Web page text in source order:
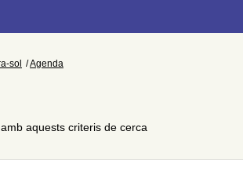
sol Agenda
aquests criteris de cerca